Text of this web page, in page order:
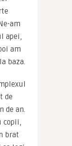
am
apei,
am
baza.
de
de an.
copii,
brat